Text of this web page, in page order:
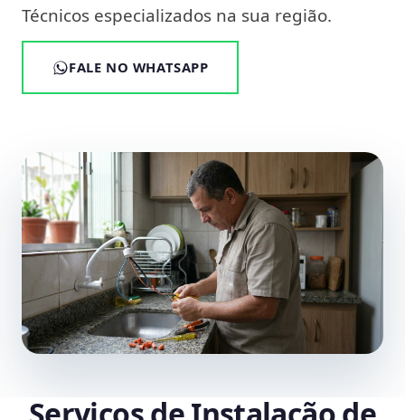
Técnicos especializados na sua região.
FALE NO WHATSAPP